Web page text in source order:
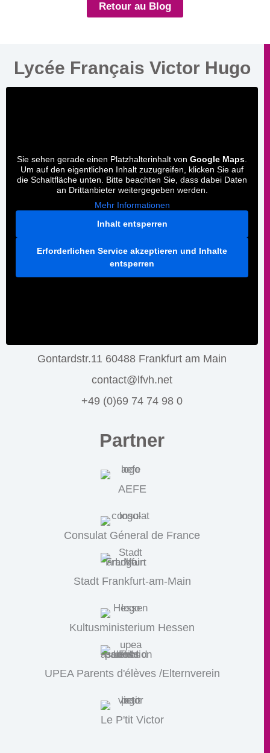
Retour au Blog
Lycée Français Victor Hugo
Sie sehen gerade einen Platzhalterinhalt von Google Maps
Um auf den eigentlichen Inhalt zuzugreifen, klicken Sie auf
die Schaltfläche unten. Bitte beachten Sie, dass dabei Daten
an Drittanbieter weitergegeben werden.
Mehr Informationen
Inhalt entsperren
Erforderlichen Service akzeptieren und Inhalte
entsperren
Gontardstr.11 60488 Frankfurt am Main
contact@lfvh.net
+49 (0)69 74 74 98 0
Partner
AEFE
Consulat Géneral de France
Stadt Frankfurt-am-Main
Kultusministerium Hessen
UPEA Parents d'élèves /Elternverein
Le P'tit Victor